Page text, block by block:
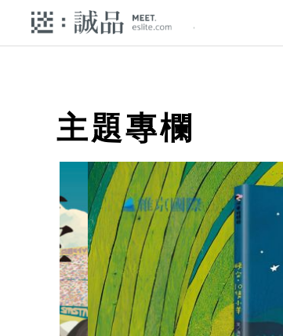
主題專欄